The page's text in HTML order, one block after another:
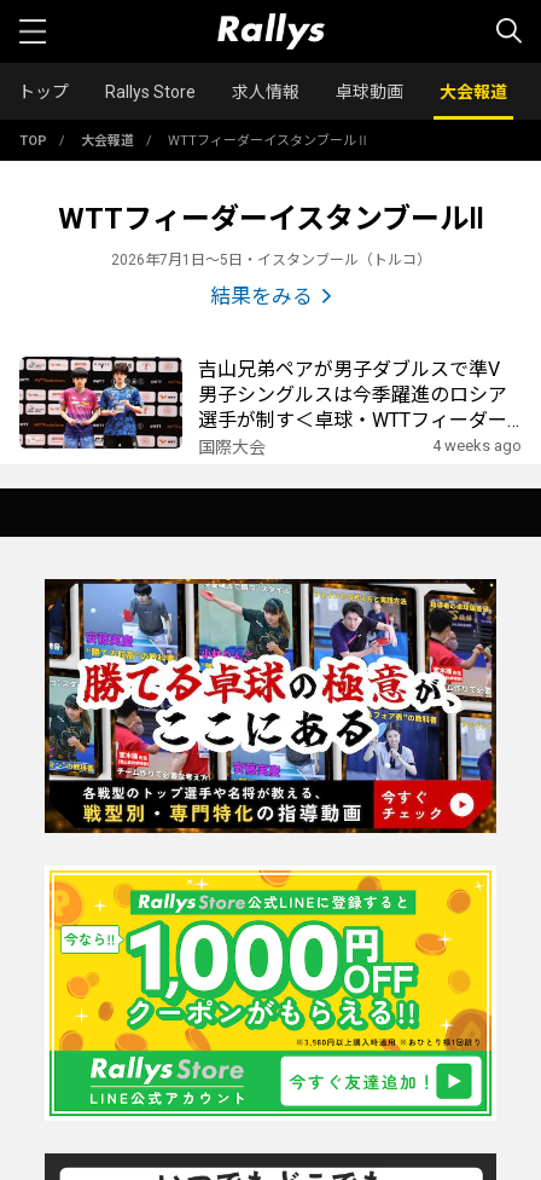
トップ Rallys Store 求人情報 卓球動画 大会報道
TOP / 大会報道 / WTTフィーダーイスタンブールⅡ
WTTフィーダーイスタンブールⅡ
2026年7月1日〜5日・イスタンブール（トルコ）
結果をみる
吉山兄弟ペアが男子ダブルスで準V
男子シングルスは今季躍進のロシア
選手が制す＜卓球・WTTフィーダー
イスタンブールⅡ2026＞
国際大会 4 weeks ago